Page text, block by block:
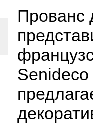
Прованс